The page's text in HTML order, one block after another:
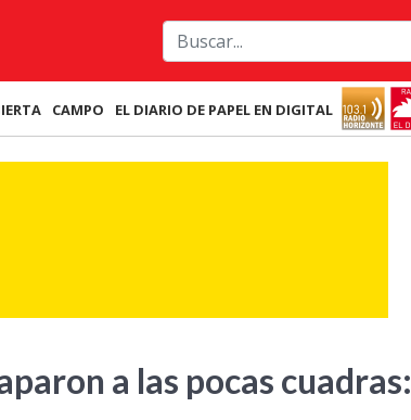
CAMPO EL DIARIO DE PAPEL EN DIGITAL
a las pocas cuadras: